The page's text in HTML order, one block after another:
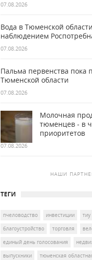
07.08.2026
Вода в Тюменской
наблюдением
07.08.2026
Пальма первенства пока
Тюменской области
07.08.2026
Молочная
тюменцев - в
приоритетов
07.08.2026
НАШИ
ТЕГИ
пчеловодство инвестиции тиу
благоустройство
торговля
единый день голосования
выпускники
тюменская